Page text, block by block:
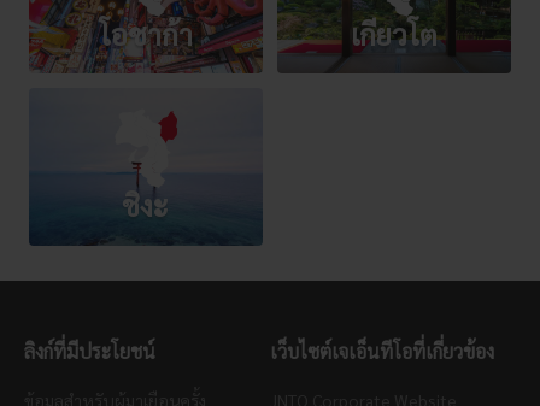
โอซาก้า เกียวโต
ชิงะ
ลิงก์ที่มีประโยชน์ เว็บไซต์เจเอ็นทีโอที่เกี่ยวข้อง